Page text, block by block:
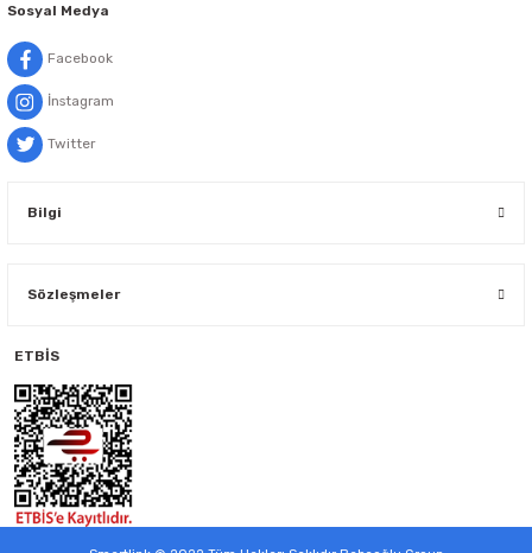
Sosyal Medya
Facebook
İnstagram
Twitter
Bilgi
Sözleşmeler
ETBİS